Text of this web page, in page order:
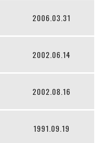
2006.03.31
2002.06.14
2002.08.16
1991.09.19